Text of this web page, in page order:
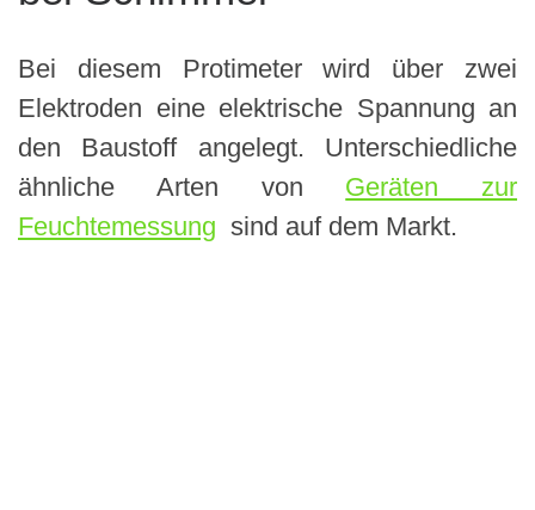
Bei diesem Protimeter wird über zwei
Elektroden eine elektrische Spannung an
den Baustoff angelegt. Unterschiedliche
ähnliche Arten von Geräten zur
Feuchtemessung sind auf dem Markt.